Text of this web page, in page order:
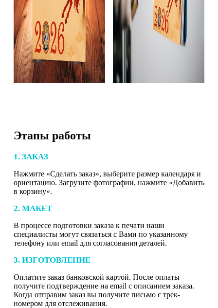
Этапы работы
1. ЗАКАЗ
Нажмите «Сделать заказ», выберите размер календаря и
ориентацию. Загрузите фотографии, нажмите «Добавить
в корзину».
2. МАКЕТ
В процессе подготовки заказа к печати наши
специалисты могут связаться с Вами по указанному
телефону или email для согласования деталей.
3. ИЗГОТОВЛЕНИЕ
Оплатите заказ банковской картой. После оплаты
получите подтверждение на email с описанием заказа.
Когда отправим заказ вы получите письмо с трек-
номером для отслеживания.